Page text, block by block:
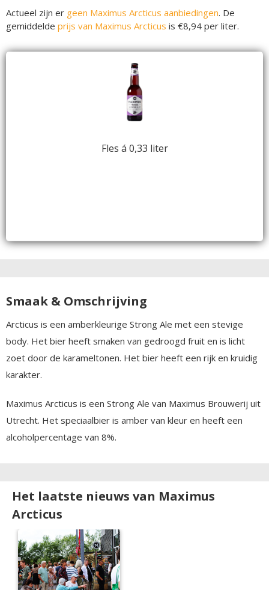
Actueel zijn er geen Maximus Arcticus aanbiedingen. De
gemiddelde prijs van Maximus Arcticus is €8,94 per liter.
Fles á 0,33 liter
Smaak & Omschrijving
Arcticus is een amberkleurige Strong Ale met een stevige
body. Het bier heeft smaken van gedroogd fruit en is licht
zoet door de karameltonen. Het bier heeft een rijk en kruidig
karakter.
Maximus Arcticus is een Strong Ale van Maximus Brouwerij uit
Utrecht. Het speciaalbier is amber van kleur en heeft een
alcoholpercentage van 8%.
Het laatste nieuws van Maximus
Arcticus